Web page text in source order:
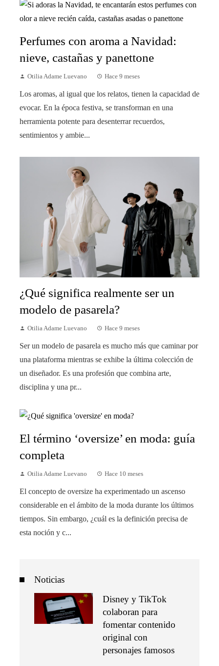
Perfumes con aroma a Navidad:
nieve, castañas y panettone
Otilia Adame Luevano Hace 9 meses
Los aromas, al igual que los relatos, tienen la capacidad de
evocar. En la época festiva, se transforman en una
herramienta potente para desenterrar recuerdos,
sentimientos y ambie...
¿Qué significa realmente ser un
modelo de pasarela?
Otilia Adame Luevano Hace 9 meses
Ser un modelo de pasarela es mucho más que caminar por
una plataforma mientras se exhibe la última colección de
un diseñador. Es una profesión que combina arte,
disciplina y una pr...
El término ‘oversize’ en moda: guía
completa
Otilia Adame Luevano Hace 10 meses
El concepto de oversize ha experimentado un ascenso
considerable en el ámbito de la moda durante los últimos
tiempos. Sin embargo, ¿cuál es la definición precisa de
esta noción y c...
Noticias
Disney y TikTok
colaboran para
fomentar contenido
original con
personajes famosos